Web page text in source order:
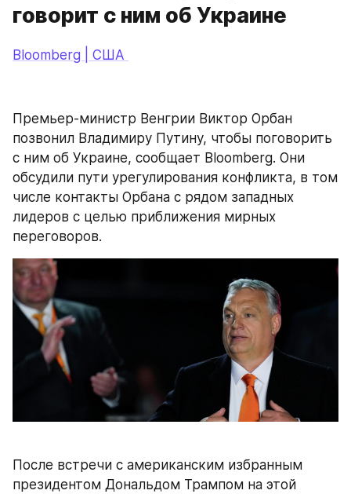
говорит с ним об Украине
Bloomberg | США
Премьер-министр Венгрии Виктор Орбан
позвонил Владимиру Путину, чтобы поговорить
с ним об Украине, сообщает Bloomberg. Они
обсудили пути урегулирования конфликта, в том
числе контакты Орбана с рядом западных
лидеров с целью приближения мирных
переговоров.
После встречи с американским избранным
президентом Дональдом Трампом на этой